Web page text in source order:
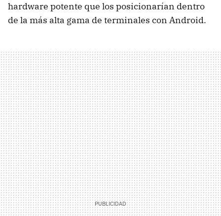
hardware potente que los posicionarían dentro
de la más alta gama de terminales con Android.